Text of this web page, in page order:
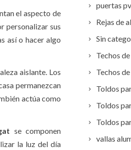
el aspecto de
personalizar sus
así o hacer algo
aislante. Los
permanezcan
actúa como
se componen
la luz del día
puertas
Rejas de
Sin
Techos
Techos
Toldos
Toldos
Toldos
vallas